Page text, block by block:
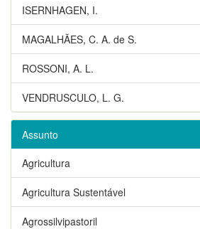
ISERNHAGEN, I.
MAGALHÃES, C. A. de S.
ROSSONI, A. L.
VENDRUSCULO, L. G.
Assunto
Agricultura
Agricultura Sustentável
Agrossilvipastoril